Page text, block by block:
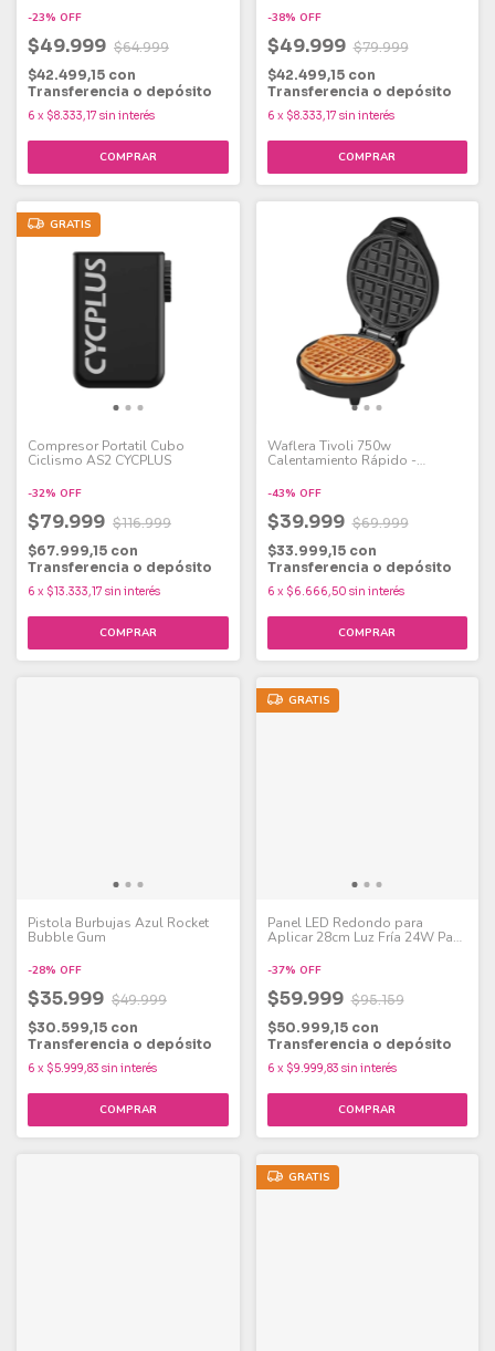
-23% OFF
$49.999 $64.999
$42.499,15 con
Transferencia o depósito
6 x $8.333,17 sin interés
-38% OFF
$49.999 $79.999
$42.499,15 con
Transferencia o depósito
6 x $8.333,17 sin interés
GRATIS
Compresor Portatil Cubo
Ciclismo AS2 CYCPLUS
-32% OFF
$79.999 $116.999
$67.999,15 con
Transferencia o depósito
6 x $13.333,17 sin interés
Waflera Tivoli 750w
Calentamiento Rápido -
-43% OFF
$39.999 $69.999
$33.999,15 con
Transferencia o depósito
6 x $6.666,50 sin interés
Pistola Burbujas Azul Rocket
Bubble Gum
-28% OFF
$35.999 $49.999
$30.599,15 con
Transferencia o depósito
6 x $5.999,83 sin interés
GRATIS
Panel LED Redondo para
Aplicar 28cm Luz Fría 24W Pack
-37% OFF
$59.999 $95.159
$50.999,15 con
Transferencia o depósito
6 x $9.999,83 sin interés
GRATIS